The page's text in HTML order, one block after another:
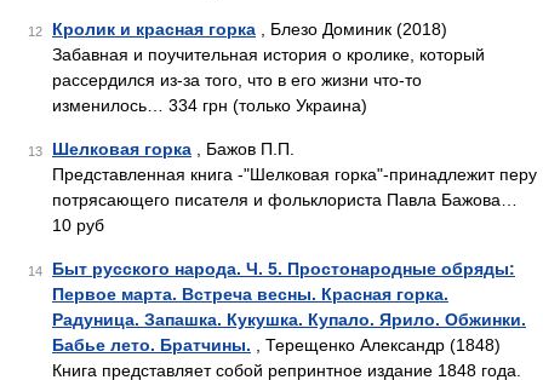
12 Кролик и красная горка , Блезо Доминик (2018)
Забавная и поучительная история о кролике, который
рассердился из-за того, что в его жизни что-то
изменилось… 334 грн (только Украина)
13 Шелковая горка , Бажов П.П.
Представленная книга -"Шелковая горка"-принадлежит перу
потрясающего писателя и фольклориста Павла Бажова…
10 руб
14
Быт русского народа. Ч. 5. Простонародные обряды:
Первое марта. Встреча весны. Красная горка.
Радуница. Запашка. Кукушка. Купало. Ярило. Обжинки.
Бабье лето. Братчины. , Терещенко Александр (1848)
Книга представляет собой репринтное издание 1848 года.